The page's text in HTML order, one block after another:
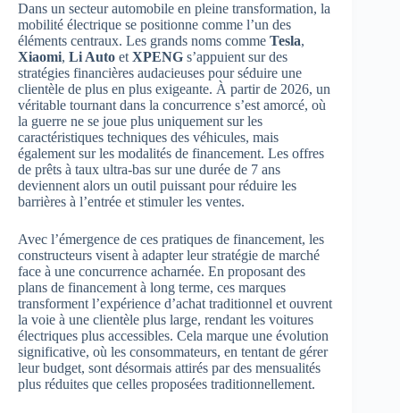
Dans un secteur automobile en pleine transformation, la
mobilité électrique se positionne comme l’un des
éléments centraux. Les grands noms comme Tesla,
Xiaomi, Li Auto et XPENG s’appuient sur des
stratégies financières audacieuses pour séduire une
clientèle de plus en plus exigeante. À partir de 2026, un
véritable tournant dans la concurrence s’est amorcé, où
la guerre ne se joue plus uniquement sur les
caractéristiques techniques des véhicules, mais
également sur les modalités de financement. Les offres
de prêts à taux ultra-bas sur une durée de 7 ans
deviennent alors un outil puissant pour réduire les
barrières à l’entrée et stimuler les ventes.
Avec l’émergence de ces pratiques de financement, les
constructeurs visent à adapter leur stratégie de marché
face à une concurrence acharnée. En proposant des
plans de financement à long terme, ces marques
transforment l’expérience d’achat traditionnel et ouvrent
la voie à une clientèle plus large, rendant les voitures
électriques plus accessibles. Cela marque une évolution
significative, où les consommateurs, en tentant de gérer
leur budget, sont désormais attirés par des mensualités
plus réduites que celles proposées traditionnellement.